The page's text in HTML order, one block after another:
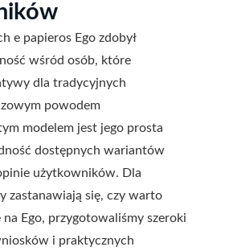
e papieros Ego zdobył
wśród osób, które
dla tradycyjnych
powodem
modelem jest jego prosta
dostępnych wariantów
użytkowników. Dla
zastanawiają się, czy warto
na Ego, przygotowaliśmy szeroki
i praktycznych